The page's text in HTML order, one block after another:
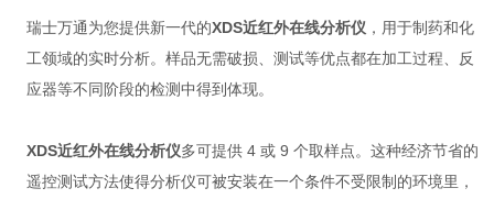
瑞士万通为您提供新一代的XDS近红外在线分析仪，用于制药和化
工领域的实时分析。样品无需破损、测试等优点都在加工过程、反
应器等不同阶段的检测中得到体现。
XDS近红外在线分析仪多可提供 4 或 9 个取样点。这种经济节省的
遥控测试方法使得分析仪可被安装在一个条件不受限制的环境里，